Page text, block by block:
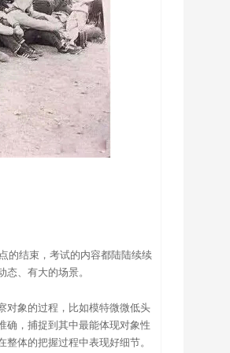
的结束，考试的内容都陆陆续续
、有大的场景。
对象的过程，比如模特微微低头
确，捕捉到其中最能体现对象性
体的把握过程中表现好细节。